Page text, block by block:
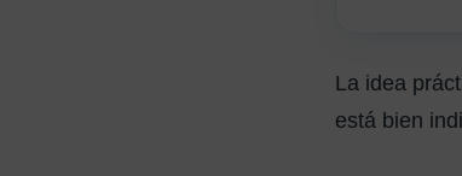
La idea
está bien